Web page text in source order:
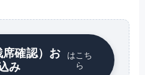
確認）お
み
はこち
ら